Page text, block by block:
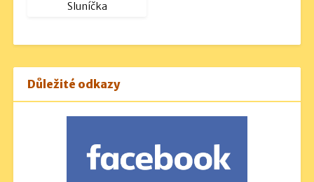
Sluníčka
Důležité odkazy